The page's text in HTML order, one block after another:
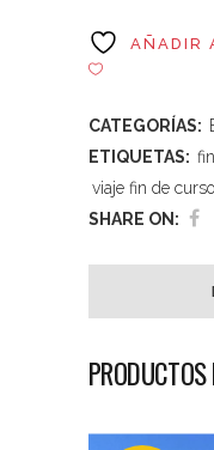
AÑADIR
CATEGORÍAS:
ETIQUETAS:
viaje fin de
SHARE ON: